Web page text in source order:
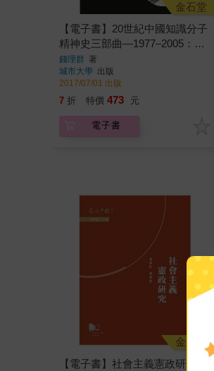
金石堂
【電子書】20世紀中國知識分子
精神史三部曲—1977–2005：絕
地守望
錢理群 著
城市大學 出版
2017/07/01 出版
7 折 特價 473 元
電子書
金石堂
【電子書】社會主義憲政研究